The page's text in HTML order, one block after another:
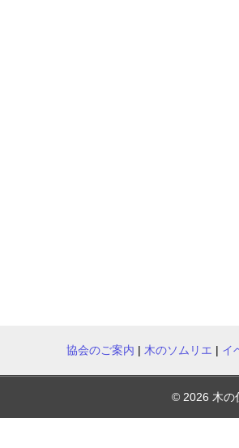
協会のご案内 | 木のソムリエ | イ
© 2026 木の